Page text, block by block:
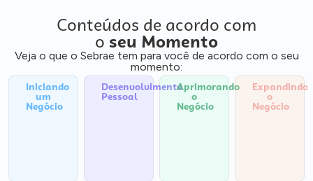
Conteúdos de acordo com
o seu Momento
Veja o que o Sebrae tem para você de acordo com o seu
momento:
Iniciando
um
Negócio
Desenvolvimento
Pessoal
Aprimorando
o
Negócio
Expandindo
o
Negócio